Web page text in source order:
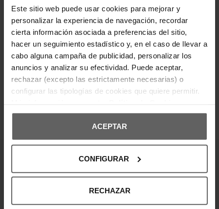
Este sitio web puede usar cookies para mejorar y
personalizar la experiencia de navegación, recordar
cierta información asociada a preferencias del sitio,
hacer un seguimiento estadístico y, en el caso de llevar a
cabo alguna campaña de publicidad, personalizar los
anuncios y analizar su efectividad. Puede aceptar,
rechazar (excepto las estrictamente necesarias) o
configurar las tipologías de cookies que quiere permitir.
ACEPTAR
CONFIGURAR
RECHAZAR
DETALLES DEL PRODUCTO
DEVOLUCIONES Y CAMBIOS
INFORMACIÓN ENVÍOS
OPINIONES DE CLIENTES
ofertas!
Suscribte a nuestra newsletter y no te pierdas nada.